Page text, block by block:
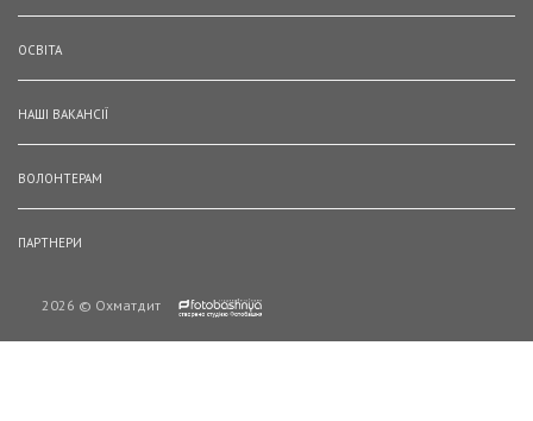
ОСВІТА
НАШІ ВАКАНСІЇ
ВОЛОНТЕРАМ
ПАРТНЕРИ
2026 © Охматдит